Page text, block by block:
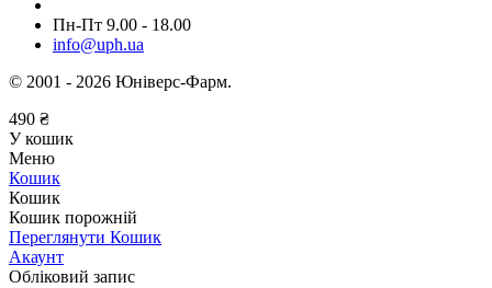
Пн-Пт 9.00 - 18.00
info@uph.ua
© 2001 - 2026 Юніверс-Фарм.
490 ₴
У кошик
Меню
Кошик
Кошик
Кошик порожній
Переглянути Кошик
Акаунт
Обліковий запис